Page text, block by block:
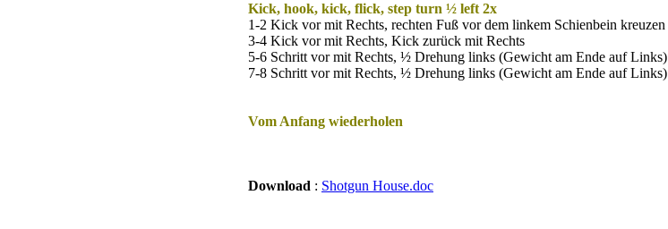
Kick, hook, kick, flick, step turn ½ left 2x
1-2 Kick vor mit Rechts, rechten Fuß vor dem linkem Schienbein kreuzen
3-4 Kick vor mit Rechts, Kick zurück mit Rechts
5-6 Schritt vor mit Rechts, ½ Drehung links (Gewicht am Ende auf Links)
7-8 Schritt vor mit Rechts, ½ Drehung links (Gewicht am Ende auf Links)
Vom Anfang wiederholen
Download : Shotgun House.doc